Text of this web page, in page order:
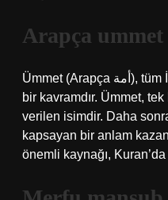
Arapça ummet
Ümmet (Arapça أمة), tüm İslam toplumunu ifade eden
bir kavramdır. Ümmet,
verilen isimdir. Daha
kapsayan bir anlam
önemli kaynağı,